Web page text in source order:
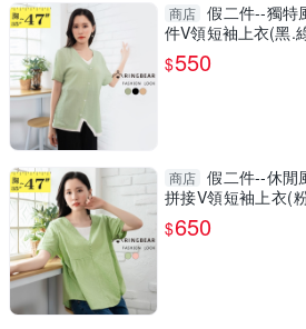
商店 假二件--獨特
件V領短袖上衣(黑.
大尺碼
$550
商店 假二件--休閒
拼接V領短袖上衣(
尺碼
$650